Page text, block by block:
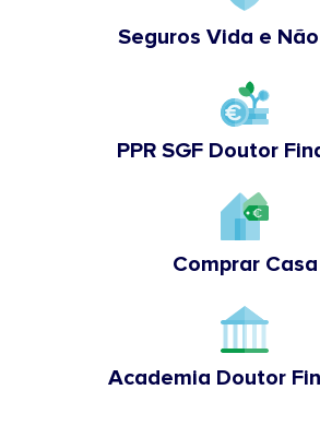
Seguros Vida e
PPR SGF Doutor
Comprar Casa
Academia Doutor